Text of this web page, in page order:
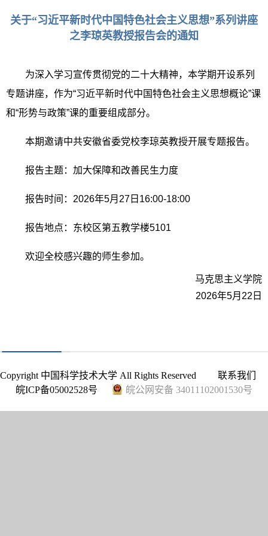
关于“习近平新时代中国特色社会主义思想”系列讲座
之李琼英教授报告会的通知
为深入学习宣传贯彻党的二十大精神，本学期开设系列
专题讲座，作为“习近平新时代中国特色社会主义思想概论”课
和“形势与政策”课的重要组成部分。
本期邀请中共安徽省委党校李琼英教授开展专题报告。
报告主题：加大保障和改善民生力度
报告时间： 2026年5月 27 日 16:00-18:00
报告地点：东校区第五教学楼5101
欢迎全校感兴趣的师生参加。
马克思主义学院
2026年5月22日
Copyright 中国科学技术大学 All Rights Reserved 联系我们
皖ICP备05002528号
皖公网安备 34011102001530号